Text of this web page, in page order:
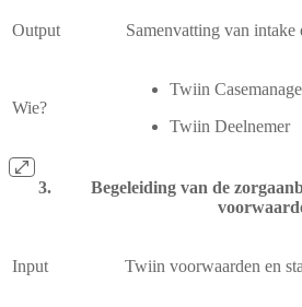
Output Samenvatting van
Wie?
Twiin
Twiin Deelnemer
Begeleiding van de
Input Twiin voorwaarden en